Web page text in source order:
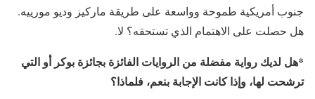
جنوب أمريكية طموحة وواسعة على طريقة ماركيز وديو مورييه.
هل حصلت على الاهتمام الذي تستحقه؟ لا.
*هل لديك رواية مفضلة من الروايات الفائزة بجائزة بوكر أو التي
ترشحت لها، وإذا كانت الإجابة بنعم، فلماذا؟